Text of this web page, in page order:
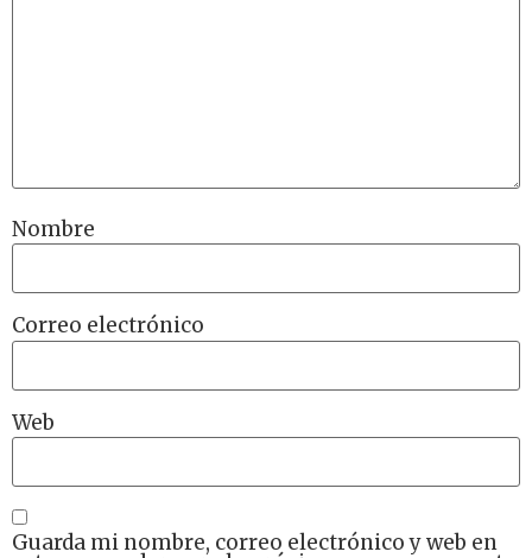
Nombre
Correo electrónico
Web
Guarda mi nombre, correo electrónico y web en